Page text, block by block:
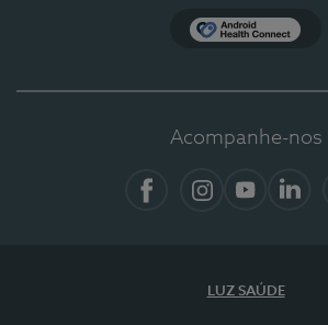
Acompanhe-nos
LUZ SAÚDE